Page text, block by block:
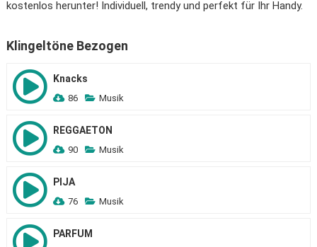
kostenlos herunter! Individuell, trendy und perfekt für Ihr Handy.
Klingeltöne Bezogen
Knacks
86 Musik
REGGAETON
90 Musik
PIJA
76 Musik
PARFUM